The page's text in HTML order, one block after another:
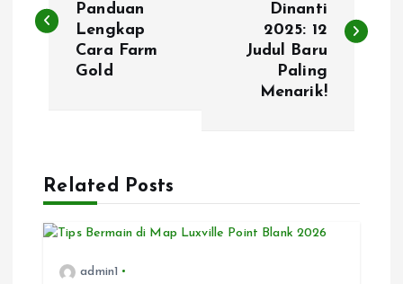
s
a
v
Panduan
Lengkap
Cara Farm
Gold
Dinanti
2025: 12
Judul Baru
Paling
Menarik!
Related Posts
admin1